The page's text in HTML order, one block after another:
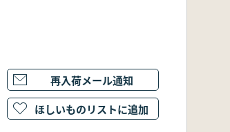
再入荷メール通知
ほしいものリストに追加